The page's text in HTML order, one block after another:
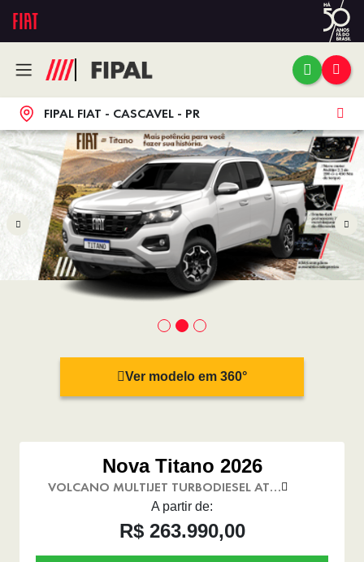
FIPAL FIAT - CASCAVEL - PR
Ver modelo em 360°
Nova Titano 2026
VOLCANO MULTIJET TURBODIESEL AT
4X4
A partir de:
R$ 263.990,00